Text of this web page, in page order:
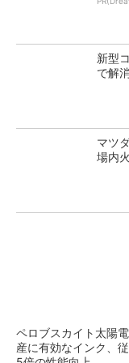
新型
で解
マツ
場内
ペロブスカイト太陽
産に有効なインク、